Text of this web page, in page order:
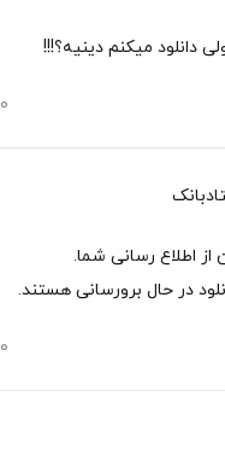
دانلود میکنم دینیه؟!!!
0
از اطلاع رسانی شما.
در حال برورسانی هستند.
0